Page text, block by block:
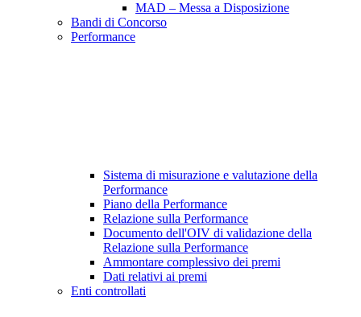
MAD – Messa a Disposizione
Bandi di Concorso
Performance
Sistema di misurazione e valutazione della
Performance
Piano della Performance
Relazione sulla Performance
Documento dell'OIV di validazione della
Relazione sulla Performance
Ammontare complessivo dei premi
Dati relativi ai premi
Enti controllati